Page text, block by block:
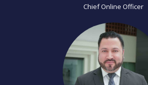
Chief Online Officer